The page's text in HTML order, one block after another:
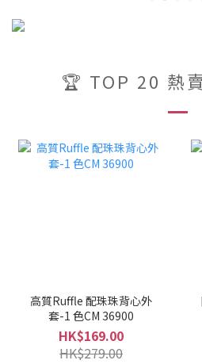
🏆 TOP 20 熱
高質Ruffle 配珠珠背心外
套-1 色CM 36900
HK$169.00
HK$279.00